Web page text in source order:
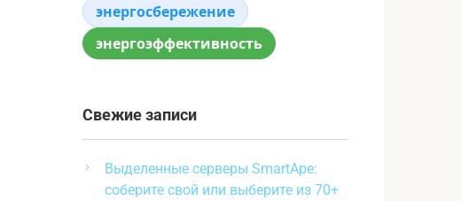
энергосбережение
энергоэффективность
Свежие записи
Выделенные серверы SmartApe:
соберите свой или выберите из 70+